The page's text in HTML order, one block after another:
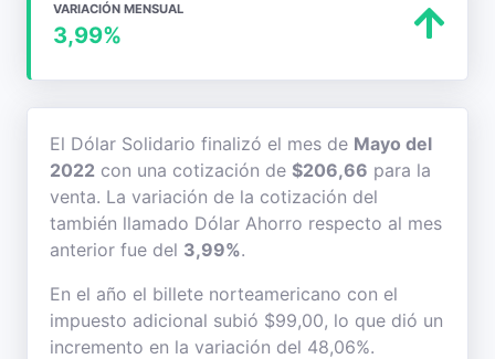
VARIACIÓN MENSUAL
3,99%
El Dólar Solidario finalizó el mes de Mayo del
2022 con una cotización de $206,66 para la
venta. La variación de la cotización del
también llamado Dólar Ahorro respecto al mes
anterior fue del 3,99%.
En el año el billete norteamericano con el
impuesto adicional subió $99,00, lo que dió un
incremento en la variación del 48,06%.